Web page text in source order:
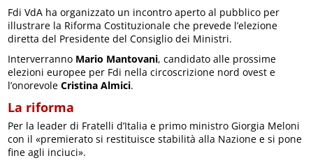
Fdi VdA ha organizzato un incontro aperto al pubblico per
illustrare la Riforma Costituzionale che prevede l’elezione
diretta del Presidente del Consiglio dei Ministri.
Interverranno Mario Mantovani, candidato alle prossime
elezioni europee per Fdi nella circoscrizione nord ovest e
l’onorevole Cristina Almici.
La riforma
Per la leader di Fratelli d’Italia e primo ministro Giorgia Meloni
con il «premierato si restituisce stabilità alla Nazione e si pone
fine agli inciuci».